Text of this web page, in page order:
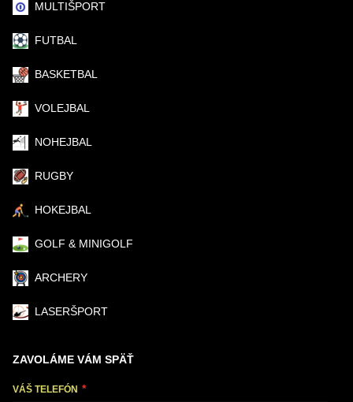
MULTIŠPORT
FUTBAL
BASKETBAL
VOLEJBAL
NOHEJBAL
RUGBY
HOKEJBAL
GOLF & MINIGOLF
ARCHERY
LASERŠPORT
ZAVOLÁME VÁM SPÄŤ
VÁŠ TELEFÓN